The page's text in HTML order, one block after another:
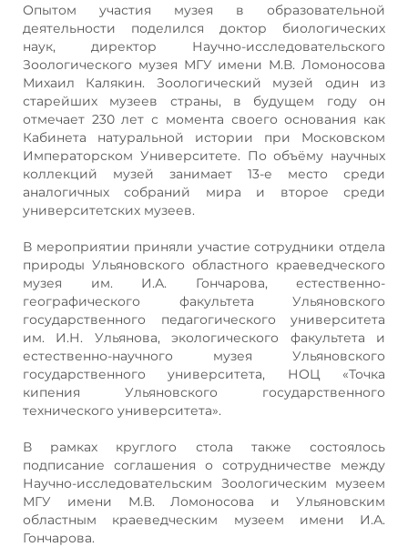
Опытом участия музея в образовательной
деятельности поделился доктор биологических
наук, директор Научно-исследовательского
Зоологического музея МГУ имени М.В. Ломоносова
Михаил Калякин. Зоологический музей один из
старейших музеев страны, в будущем году он
отмечает 230 лет с момента своего основания как
Кабинета натуральной истории при Московском
Императорском Университете. По объёму научных
коллекций музей занимает 13-е место среди
аналогичных собраний мира и второе среди
университетских музеев.
В мероприятии приняли участие сотрудники отдела
природы Ульяновского областного краеведческого
музея им. И.А. Гончарова, естественно-
географического факультета Ульяновского
государственного педагогического университета
им. И.Н. Ульянова, экологического факультета и
естественно-научного музея Ульяновского
государственного университета, НОЦ «Точка
кипения Ульяновского государственного
технического университета».
В рамках круглого стола также состоялось
подписание соглашения о сотрудничестве между
Научно-исследовательским Зоологическим музеем
МГУ имени М.В. Ломоносова и Ульяновским
областным краеведческим музеем имени И.А.
Гончарова.